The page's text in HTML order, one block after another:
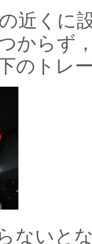
近くに
からず
のトレ
ないと